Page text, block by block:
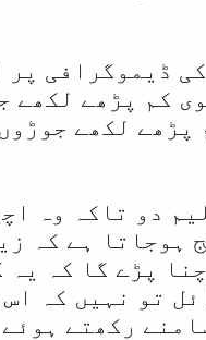
ڈیموگرافی
کم پڑھے لکھے
لکھے
دو تاکہ وہ
ہوجاتا ہے کہ
پڑے گا کہ
تو نہیں کہ
رکھتے